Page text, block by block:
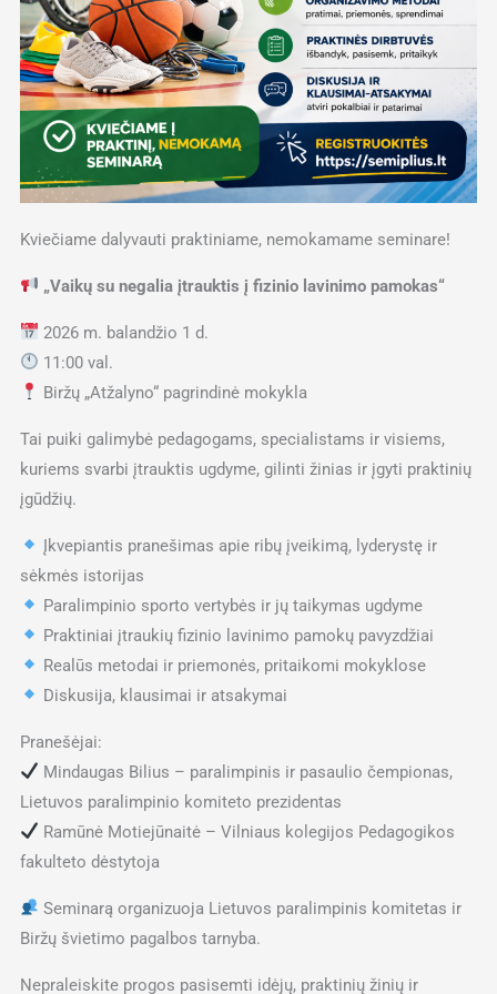
Kviečiame dalyvauti praktiniame, nemokamame seminare!
„Vaikų su negalia įtrauktis į fizinio lavinimo pamokas“
2026 m. balandžio 1 d.
11:00 val.
Biržų „Atžalyno“ pagrindinė mokykla
Tai puiki galimybė pedagogams, specialistams ir visiems,
kuriems svarbi įtrauktis ugdyme, gilinti žinias ir įgyti praktinių
įgūdžių.
Įkvepiantis pranešimas apie ribų įveikimą, lyderystę ir
sėkmės istorijas
Paralimpinio sporto vertybės ir jų taikymas ugdyme
Praktiniai įtraukių fizinio lavinimo pamokų pavyzdžiai
Realūs metodai ir priemonės, pritaikomi mokyklose
Diskusija, klausimai ir atsakymai
Pranešėjai:
Mindaugas Bilius – paralimpinis ir pasaulio čempionas,
Lietuvos paralimpinio komiteto prezidentas
Ramūnė Motiejūnaitė – Vilniaus kolegijos Pedagogikos
fakulteto dėstytoja
Seminarą organizuoja Lietuvos paralimpinis komitetas ir
Biržų švietimo pagalbos tarnyba.
Nepraleiskite progos pasisemti idėjų, praktinių žinių ir